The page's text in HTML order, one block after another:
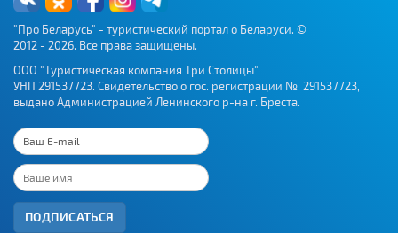
"Про Беларусь" - туристический портал о Беларуси. ©
2012 - 2026. Все права защищены.
ООО "Туристическая компания Три Столицы"
УНП 291537723. Свидетельство о гос. регистрации № 291537723,
выдано Администрацией Ленинского р-на г. Бреста.
ПОДПИСАТЬСЯ